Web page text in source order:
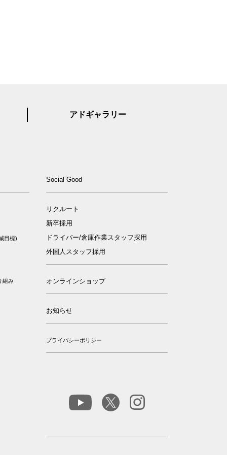
アドギャラリー
目標)
組み
Social Good
リクルート
新卒採用
ドライバー/倉庫作業スタッフ採用
外国人スタッフ採用
オンラインショップ
お知らせ
プライバシーポリシー